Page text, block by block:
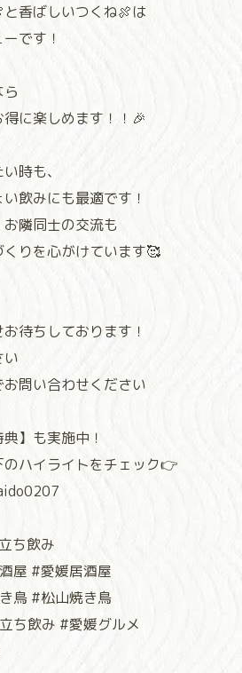
香ばしいつくね🍖は
です！
に楽しめます！！🎉
時も、
飲みにも最適です！
隣同士の交流も
りを心がけています🥰⁡⁡
待ちしております！
い
問い合わせください
】も実施中！
ハイライトをチェック👉
ち飲み
屋 #愛媛居酒屋
鳥 #松山焼き鳥
ち飲み #愛媛グルメ